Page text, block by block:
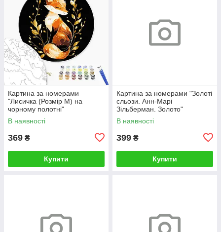
Картина за номерами
"Лисичка (Розмір М) на
чорному полотні"
RCB00126М 30
В наявності
369 ₴
Купити
Картина за номерами "Золоті
сльози. Анн-Марі
Зільберман. Золото"
BS52812L 48×60 см
В наявності
399 ₴
Купити